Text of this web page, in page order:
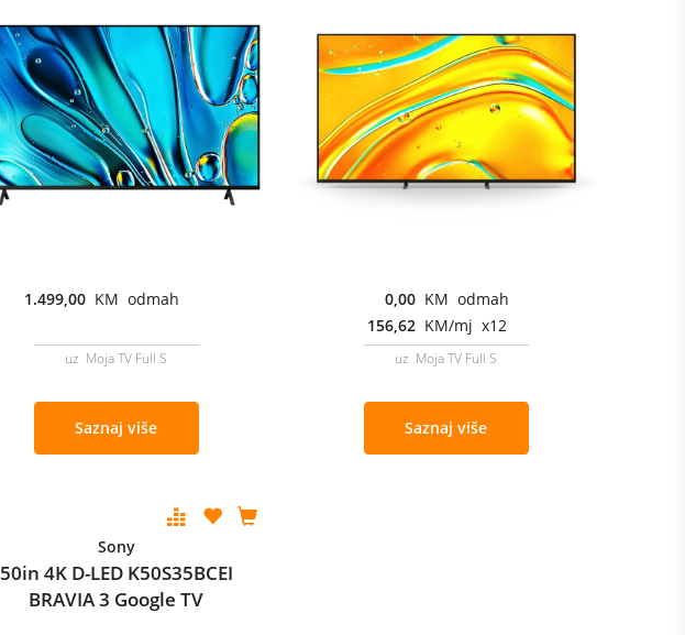
1.499,00 KM odmah
uz Moja TV Full S
Saznaj više
0,00 KM odmah
156,62 KM/mj x12
uz Moja TV Full S
Saznaj više
Sony
50in 4K D-LED K50S35BCEI
BRAVIA 3 Google TV